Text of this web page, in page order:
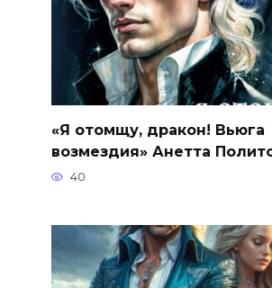
«Я отомщу, дракон! Вьюга
возмездия» Анетта
40